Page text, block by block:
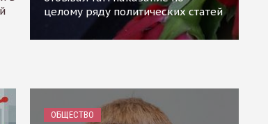
целому ряду политических статей
ОБЩЕСТВО